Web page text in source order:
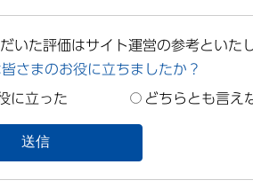
いた評価はサイト運営の参考といた
さまのお役に立ちましたか？
に立った どちらとも言え